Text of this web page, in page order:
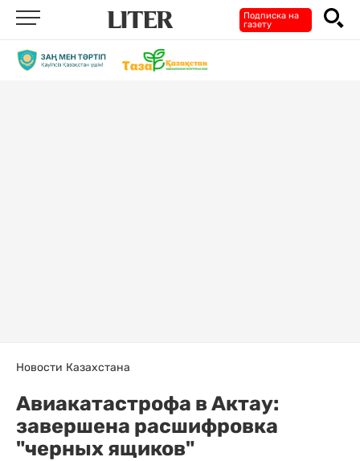
Подписка на
газету
Новости Казахстана
Авиакатастрофа в Актау:
завершена расшифровка
"черных ящиков"